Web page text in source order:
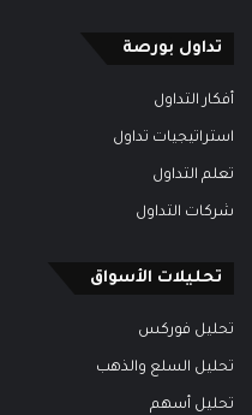
تداول بورصة
أفكار التداول
استراتيجيات تداول
تعلم التداول
شركات التداول
تحليلات الأسواق
تحليل فوركس
تحليل السلع والذهب
تحليل أسهم